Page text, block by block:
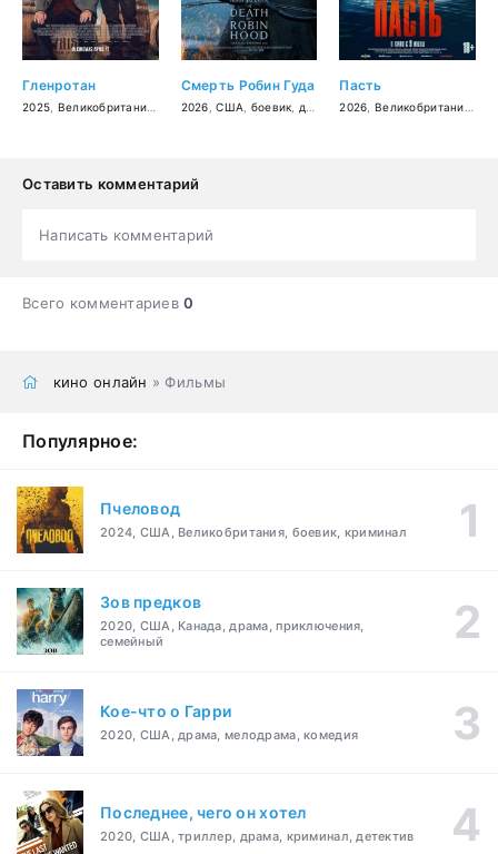
Гленротан
2025 Великобритания драма,комедия
Смерть Робин Гуда
2026 ,США боевик драма ,приключения
Пасть
2026 Великобритания
Оставить комментарий
Написать комментарий
Всего комментариев0
кино онлайн » Фильмы
Популярное:
Пчеловод
2024, США, Великобритания, боевик, криминал
Зов предков
2020, США, Канада, драма, приключения,
семейный
Кое-что о Гарри
2020, США, драма, мелодрама, комедия
Последнее, чего он хотел
2020, США, триллер, драма, криминал, детектив